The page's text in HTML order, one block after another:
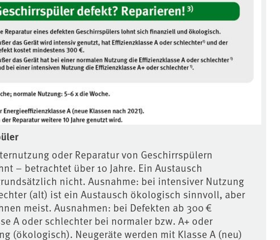
oder Reparatur von Geschirrspülern
– betrachtet über 10 Jahre. Ein Austausch
nicht. Ausnahme: bei intensiver Nutzung
(alt) ist ein Austausch ökologisch sinnvoll, aber
meist. Ausnahmen: bei Defekten ab 300 €
A oder schlechter bei normaler bzw. A+ oder
(ökologisch). Neugeräte werden mit Klasse A (neu)